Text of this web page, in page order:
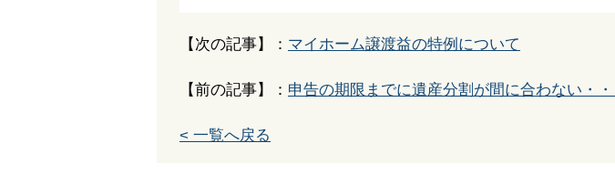
【次の記事】： マイホーム譲渡益の特例について
【前の記事】： 申告の期限までに遺産分割が間に合わない・・
< 一覧へ戻る